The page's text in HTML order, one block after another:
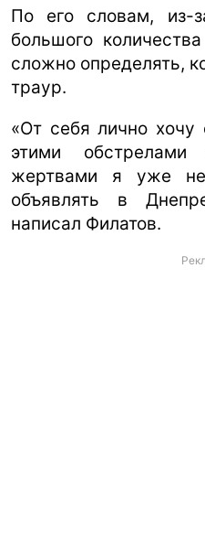
По его словам, из-
большого
сложно определять,
траур.
«От себя лично хочу
этими обстрелами
жертвами я уже
объявлять в
написал Филатов.